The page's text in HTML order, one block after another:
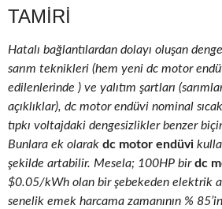
TAMIRI
Hatalı bağlantılardan dolayı oluşan
sarım teknikleri (hem yeni dc motor
edilenlerinde ) ve yalıtım şartları
açıklıklar), dc motor endüvi nominal
tıpkı voltajdaki dengesizlikler benzer
Bunlara ek olarak dc motor endüvi
şekilde artabilir. Mesela; 100HP birdc
$0.05/kWh olan bir şebekeden elektrik
senelik emek harcama zamanının %